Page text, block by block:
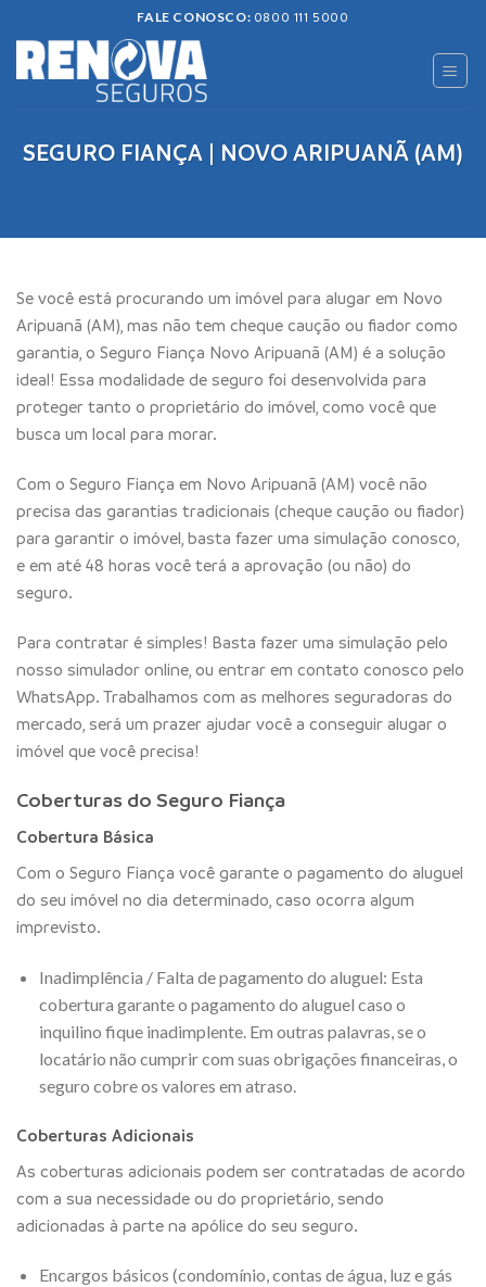
to
content
FALE CONOSCO: 0800 111 5000
SEGURO FIANÇA | NOVO ARIPUANÃ (AM)
Se você está procurando um imóvel para alugar em Novo
Aripuanã (AM), mas não tem cheque caução ou fiador como
garantia, o Seguro Fiança Novo Aripuanã (AM) é a solução
ideal! Essa modalidade de seguro foi desenvolvida para
proteger tanto o proprietário do imóvel, como você que
busca um local para morar.
Com o Seguro Fiança em Novo Aripuanã (AM) você não
precisa das garantias tradicionais (cheque caução ou fiador)
para garantir o imóvel, basta fazer uma simulação conosco,
e em até 48 horas você terá a aprovação (ou não) do
seguro.
Para contratar é simples! Basta fazer uma simulação pelo
nosso simulador online, ou entrar em contato conosco pelo
WhatsApp. Trabalhamos com as melhores seguradoras do
mercado, será um prazer ajudar você a conseguir alugar o
imóvel que você precisa!
Coberturas do Seguro Fiança
Cobertura Básica
Com o Seguro Fiança você garante o pagamento do aluguel
do seu imóvel no dia determinado, caso ocorra algum
imprevisto.
Inadimplência / Falta de pagamento do aluguel: Esta
cobertura garante o pagamento do aluguel caso o
inquilino fique inadimplente. Em outras palavras, se o
locatário não cumprir com suas obrigações financeiras, o
seguro cobre os valores em atraso.
Coberturas Adicionais
As coberturas adicionais podem ser contratadas de acordo
com a sua necessidade ou do proprietário, sendo
adicionadas à parte na apólice do seu seguro.
Encargos básicos (condomínio, contas de água, luz e gás